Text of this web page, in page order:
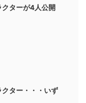
クターが4人公開
クター・・・いず